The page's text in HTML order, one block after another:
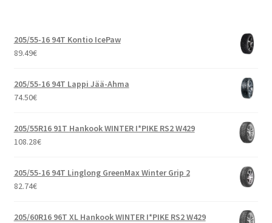
205/55-16 94T Kontio IcePaw
89.49€
205/55-16 94T Lappi Jää-Ahma
74.50€
205/55R16 91T Hankook WINTER I*PIKE RS2 W429
108.28€
205/55-16 94T Linglong GreenMax Winter Grip 2
82.74€
205/60R16 96T XL Hankook WINTER I*PIKE RS2 W429